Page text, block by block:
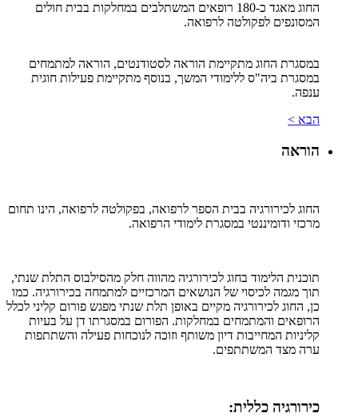
החוג מאגד כ-180 רופאים המשתלבים במחלקות בבית חולים
המסונפים לפקולטה לרפואה.
במסגרת החוג מתקיימת הוראה לסטודנטים, הוראה למתמחים
במסגרת ביה"ס ללימודי המשך, בנוסף מתקיימת פעילות חוגית
ענפה.
הבא >
הוראה
החוג לכירורגיה בבית הספר לרפואה, בפקולטה לרפואה, הינו תחום
מרכזי ודומיננטי במסגרת לימודי הרפואה.
תוכנית הלימוד בחוג לכירורגיה מהווה חלק מהסילבוס התלת שנתי,
תוך מגמה לכיסוי של הנושאים המרכזיים למתמחה בכירורגיה. כמו
כן, החוג לכירורגיה מקיים באופן תלת שנתי מפגש פורום קליני לכלל
הרופאים והמתמחים במחלקות. הפורום במסגרתו דן על בעיות
קליניות המחייבות דיון משותף וזוכה לנוכחות פעילה והשתתפות
ערה מצד המשתתפים.
כירורגיה כללית: